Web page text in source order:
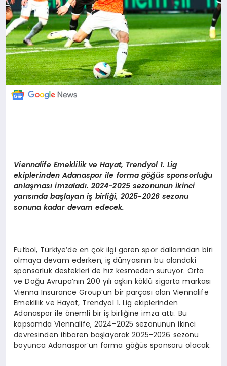
Viennalife Emeklilik ve Hayat, Trendyol 1. Lig
ekiplerinden Adanaspor ile forma göğüs sponsorluğu
anlaşması imzaladı. 2024-2025 sezonunun ikinci
yarısında başlayan iş birliği, 2025-2026 sezonu
sonuna kadar devam edecek.
Futbol, Türkiye’de en çok ilgi gören spor dallarından biri
olmaya devam ederken, iş dünyasının bu alandaki
sponsorluk destekleri de hız kesmeden sürüyor. Orta
ve Doğu Avrupa’nın 200 yılı aşkın köklü sigorta markası
Vienna Insurance Group’un bir parçası olan Viennalife
Emeklilik ve Hayat, Trendyol 1. Lig ekiplerinden
Adanaspor ile önemli bir iş birliğine imza attı. Bu
kapsamda Viennalife, 2024-2025 sezonunun ikinci
devresinden itibaren başlayarak 2025-2026 sezonu
boyunca Adanaspor’un forma göğüs sponsoru olacak.